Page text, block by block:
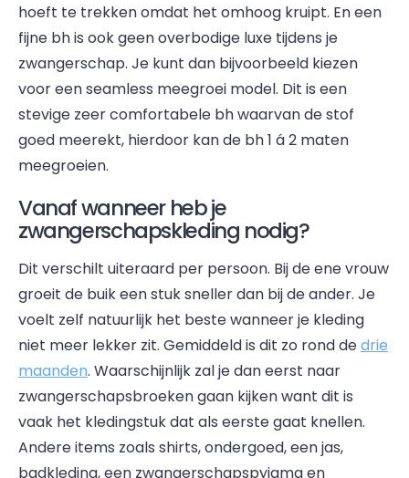
hoeft te trekken omdat het omhoog kruipt. En een
fijne bh is ook geen overbodige luxe tijdens je
zwangerschap. Je kunt dan bijvoorbeeld kiezen
voor een seamless meegroei model. Dit is een
stevige zeer comfortabele bh waarvan de stof
goed meerekt, hierdoor kan de bh 1 á 2 maten
meegroeien.
Vanaf wanneer heb je
zwangerschapskleding nodig?
Dit verschilt uiteraard per persoon. Bij de ene vrouw
groeit de buik een stuk sneller dan bij de ander. Je
voelt zelf natuurlijk het beste wanneer je kleding
niet meer lekker zit. Gemiddeld is dit zo rond dedrie
maanden. Waarschijnlijk zal je dan eerst naar
zwangerschapsbroeken gaan kijken want dit is
vaak het kledingstuk dat als eerste gaat knellen.
Andere items zoals shirts, ondergoed, een jas,
badkleding, een zwangerschapspyjama en